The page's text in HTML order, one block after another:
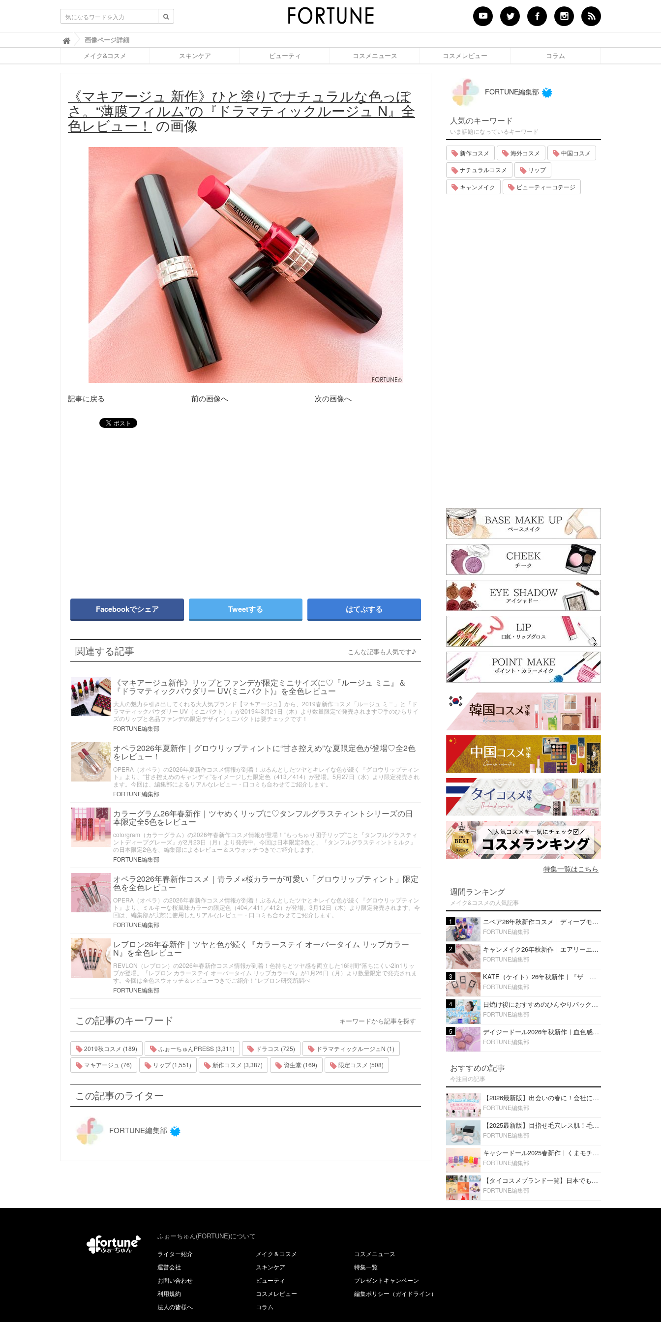
ふ
ぉ
ち
F
O
R
T
画像ページ詳細
メイク&コスメ スキンケア ビューティ コスメニュース コスメレビュー コラム
《マキアージュ 新作》ひと塗りでナチュラルな色っぽ
さ。“薄膜フィルム”の『ドラマティックルージュ N』全
色レビュー！ の画像
記事に戻る 前の画像へ 次の画像へ
Facebookでシェア Tweetする はてぶする
関連する記事 こんな記事も人気です♪
《マキアージュ新作》リップとファンデが限定ミニサイズに♡『ルージュ ミニ』＆
『ドラマティックパウダリー UV(ミニパクト)』を全色レビュー
大人の魅力を引き出してくれる大人気ブランド【マキアージュ】から、2019春新作コスメ「ルージュ ミニ」と「ド
ラマティックパウダリー UV（ミニパクト）」が2019年3月21日（木）より数量限定で発売されます♡手のひらサイ
ズのリップと名品ファンデの限定デザインミニパクトは要チェックです！
FORTUNE編集部
オペラ2026年夏新作｜グロウリップティントに“甘さ控えめ”な夏限定色が登場♡全2色
をレビュー！
OPERA（オペラ）の2026年夏新作コスメ情報が到着！ぷるんとしたツヤとキレイな色が続く『グロウリップティン
ト』より、“甘さ控えめのキャンディ”をイメージした限定色（413／414）が登場。5月27日（水）より限定発売され
ます。今回は、編集部によるリアルなレビュー・口コミも合わせてご紹介します。
FORTUNE編集部
カラーグラム26年春新作｜ツヤめくリップに♡タンフルグラスティントシリーズの日
本限定全5色をレビュー
colorgram（カラーグラム）の2026年春新作コスメ情報が登場！“もっちゅり団子リップ”こと『タンフルグラスティ
ントディープグレーズ』が2月23日（月）より発売中。今回は日本限定3色と、『タンフルグラスティントミルク』
の日本限定2色を、編集部によるレビュー＆スウォッチつきでご紹介します。
FORTUNE編集部
オペラ2026年春新作コスメ｜青ラメ×桜カラーが可愛い「グロウリップティント」限定
色を全色レビュー
OPERA（オペラ）の2026年春新作コスメ情報が到着！ぷるんとしたツヤとキレイな色が続く『グロウリップティン
ト』より、ミルキーな桜風味カラーの限定色（404／411／412）が登場。3月12日（木）より限定発売されます。今
回は、編集部が実際に使用したリアルなレビュー・口コミも合わせてご紹介します。
FORTUNE編集部
レブロン26年春新作｜ツヤと色が続く『カラーステイ オーバータイム リップカラー
N』を全色レビュー
REVLON（レブロン）の2026年春新作コスメ情報が到着！色持ちとツヤ感を両立した16時間*落ちにくい2in1リッ
プが登場。『レブロン カラーステイ オーバータイム リップカラー N』が1月26日（月）より数量限定で発売されま
す。今回は全色スウォッチ＆レビューつきでご紹介！*レブロン研究所調べ
FORTUNE編集部
この記事のキーワード キーワードから記事を探す
2019秋コスメ (189) ふぉーちゅんPRESS (3,311) ドラコス (725)
ドラマティックルージュN (1)
マキアージュ (76)
リップ (1,551) 新作コスメ (3,387) 資生堂 (169) 限定コスメ (508)
この記事のライター
FORTUNE編集部
FORTUNE編集部
人気のキーワード
いま話題になっているキーワード
新作コスメ 海外コスメ 中国コスメ
ナチュラルコスメ リップ
キャンメイク ビューティーコテージ
特集一覧はこちら
週間ランキング
メイク&コスメの人気記事
1 ニベア26年秋新作コスメ｜ディープモイスチャーリップの美容液タイプや2in1ボディクリームスクラブも
FORTUNE編集部
2 キャンメイク26年秋新作｜エアリーエクステンションライナー＆カールスナイパーマスカラ新色をレビュー
FORTUNE編集部
3 KATE（ケイト）26年秋新作｜『ザ アイカラー』に白みベージュ系淡色カラーが登場！新3色をレビュー
FORTUNE編集部
4 日焼け後におすすめのひんやりパック14選｜暑い夏にぴったりな冷凍／鎮静／うるおいチャージマスクを紹介
FORTUNE編集部
5 デイジードール2026年秋新作｜血色感が可愛い♡『パウダー ブラッシュ ブルーム』新3色をレビュー
FORTUNE編集部
おすすめの記事
今注目の記事
【2026最新版】出会いの春に！会社にもおすすめの好印象な香水14選♡ビジネスの場での香水マナーも
FORTUNE編集部
【2025最新版】目指せ毛穴レス肌！毛穴を埋めて隠す「おすすめ部分用下地＆プライマー」ランキング♡
FORTUNE編集部
キャシードール2025春新作｜くまモチーフのミニリップ「シャイニーベア リップモイスト」をレビュー♡
FORTUNE編集部
【タイコスメブランド一覧】日本でも人気沸騰中の“タイコスメ”ブランド20選！
FORTUNE編集部
ふぉーちゅん(FORTUNE)について
ライター紹介
運営会社
お問い合わせ
利用規約
法人の皆様へ
メイク＆コスメ
スキンケア
ビューティ
コスメレビュー
コラム
コスメニュース
特集一覧
プレゼントキャンペーン
編集ポリシー（ガイドライン）